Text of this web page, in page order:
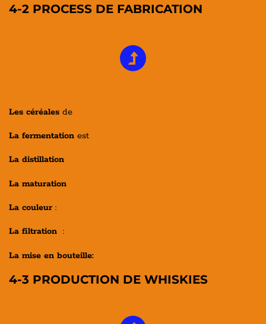
4-2 PROCESS DE FABRICATION
Les céréales de
La fermentation est
La distillation
La maturation
La couleur :
La filtration :
La mise en bouteille:
4-3 PRODUCTION DE WHISKIES